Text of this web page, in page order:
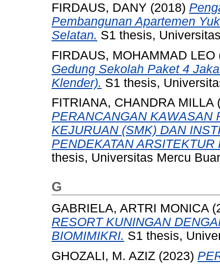
FIRDAUS, DANY (2018)
Pembangunan Apartemen
Selatan. S1 thesis,
FIRDAUS, MOHAMMAD LEO
Gedung Sekolah Paket 4
Klender). S1 thesis,
FITRIANA, CHANDRA MILLA
PERANCANGAN KAWASAN
KEJURUAN (SMK) DAN
PENDEKATAN
thesis, Universitas Mercu
G
GABRIELA, ARTRI MONICA
RESORT KUNINGAN
BIOMIMIKRI. S1 thesis,
GHOZALI, M. AZIZ (2023)